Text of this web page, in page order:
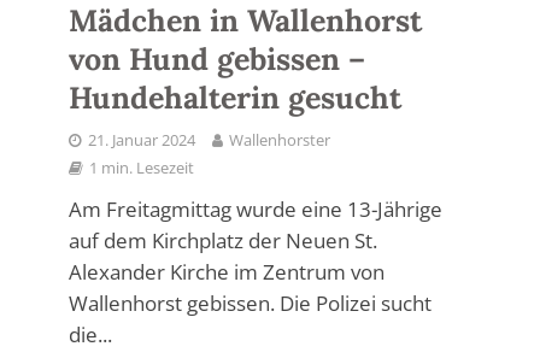
Mädchen in Wallenhorst
von Hund gebissen –
Hundehalterin gesucht
21. Januar 2024
Wallenhorster
1 min. Lesezeit
Am Freitagmittag wurde eine 13-Jährige
auf dem Kirchplatz der Neuen St.
Alexander Kirche im Zentrum von
Wallenhorst gebissen. Die Polizei sucht
die...